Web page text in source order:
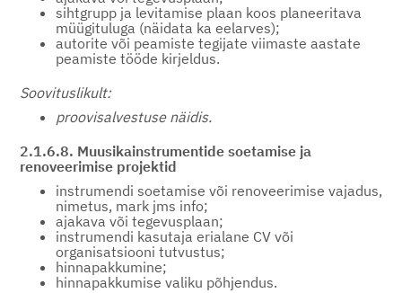
sihtgrupp ja levitamise plaan koos planeeritava
müügituluga (näidata ka eelarves);
autorite või peamiste tegijate viimaste aastate
peamiste tööde kirjeldus.
Soovituslikult:
proovisalvestuse näidis.
2.1.6.8. Muusikainstrumentide soetamise ja
renoveerimise projektid
instrumendi soetamise või renoveerimise vajadus,
nimetus, mark jms info;
ajakava või tegevusplaan;
instrumendi kasutaja erialane CV või
organisatsiooni tutvustus;
hinnapakkumine;
hinnapakkumise valiku põhjendus.